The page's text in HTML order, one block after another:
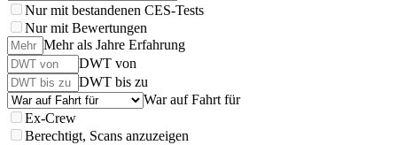
Nur mit bestandenen CES-Tests
Nur mit Bewertungen
Mehr als Jahre Erfahrung
DWT von
DWT bis zu
War auf Fahrt für
Ex-Crew
Berechtigt, Scans anzuzeigen